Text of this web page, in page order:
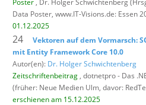
Data Poster, www.IT-Visions.de: Essen
01.12.2025
24
Vektoren auf dem Vormarsch:
mit Entity Framework Core 10.0
Autor(en): Dr. Holger Schwichtenberg
Zeitschriftenbeitrag , dotnetpro - Das
(früher: Neue Medien Ulm, davor:
erschienen am 15.12.2025